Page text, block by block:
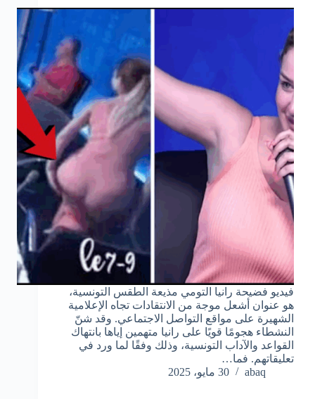
فيديو فضيحة رانيا التومي مذيعة الطقس التونسية،
هو عنوان أشعل موجة من الانتقادات تجاه الإعلامية
الشهيرة على مواقع التواصل الاجتماعي. وقد شنّ
النشطاء هجومًا قويًا على رانيا متهمين إياها بانتهاك
القواعد والآداب التونسية، وذلك وفقًا لما ورد في
تعليقاتهم. فما…
abaq
30 مايو، 2025